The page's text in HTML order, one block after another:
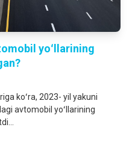
yoʻllarining
koʻra, 2023- yil yakuni
avtomobil yoʻllarining